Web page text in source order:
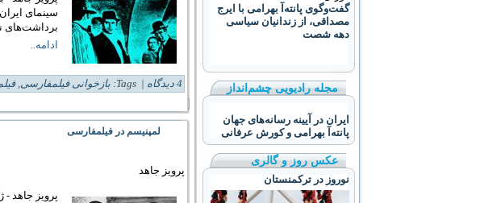
گفت‌وگوی پانته‌آ بهرامی با ایرج
مصداقی، از زندانیان سیاسی
دهه شصت
مجله رادیویی چشم‌انداز
ایران در آیینه رسانه‌های جهان
پانته‌آ بهرامی و کورش عرفانی
عکس روز و گالری
نوروز در ترکمنستان
سینمای
برداشت‌های
ادامه..
4 دیدگاه | Tags: بازخوانی فیلمفارسی,
لمپنیسم در فیلمفارسی
پرویز جاهد
پرویز جاهد -